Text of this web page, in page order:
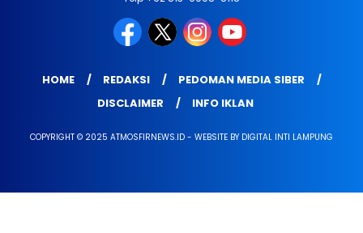
HOME REDAKSI
PEDOMAN MEDIA SIBER
DISCLAIMER
INFO IKLAN
COPYRIGHT © 2025 ATMOSFIRNEWS.ID - WEBSITE BY DIGITAL INTI LAMPUNG